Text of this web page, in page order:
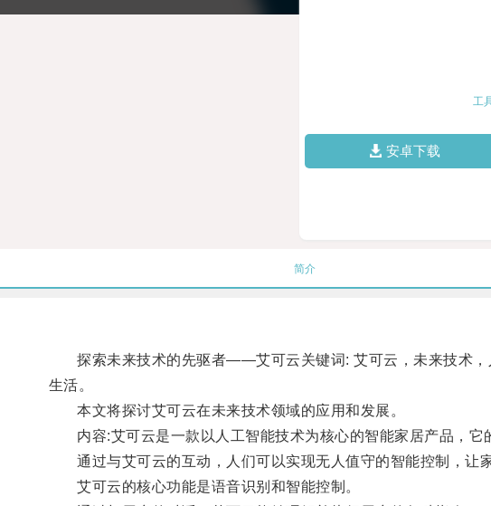
工
安卓下载
简介
探索未来技术的先驱者——艾可云关键词: 艾可云，未来技术，
生活。
本文将探讨艾可云在未来技术领域的应用和发展。
内容:艾可云是一款以人工智能技术为核心的智能家居产品，它
通过与艾可云的互动，人们可以实现无人值守的智能控制，让家
艾可云的核心功能是语音识别和智能控制。